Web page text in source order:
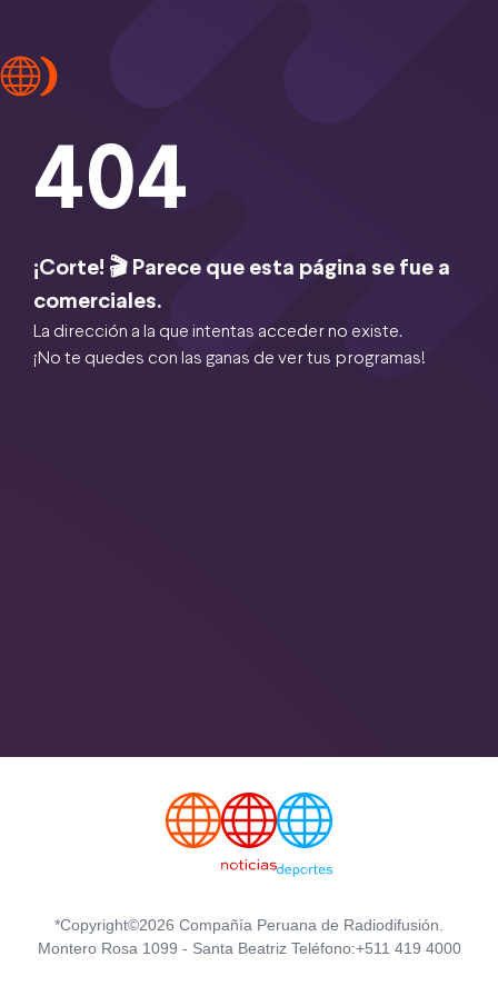
404
¡Corte! 🎬 Parece que esta página se fue a
comerciales.
La dirección a la que intentas acceder no existe.
¡No te quedes con las ganas de ver tus programas!
*Copyright©2026 Compañía Peruana de Radiodifusión.
Montero Rosa 1099 - Santa Beatriz Teléfono:+511 419 4000